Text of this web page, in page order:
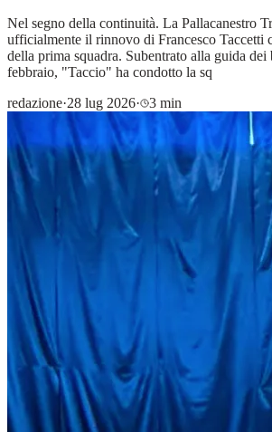
Nel segno della continuità. La Pallacanestro
ufficialmente il rinnovo di Francesco Taccetti
della prima squadra. Subentrato alla guida dei
febbraio, "Taccio" ha condotto la sq
redazione·28 lug 2026· 3 min